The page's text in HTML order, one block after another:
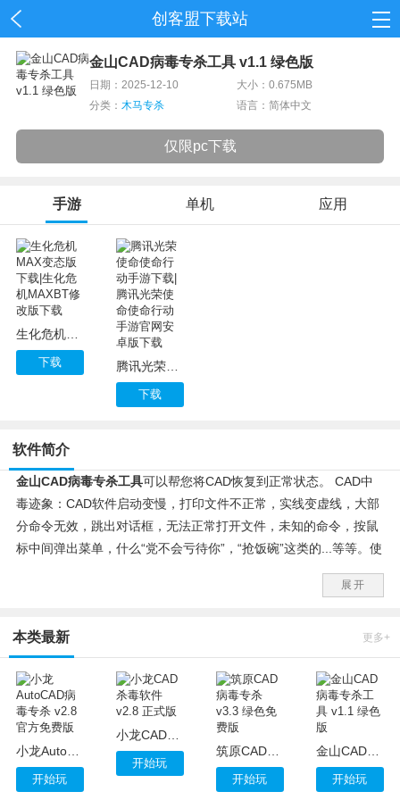
创客盟下载站
资讯
金山CAD病毒专杀工具 v1.1 绿色版
日期：2025-12-10
大小：0.675MB
分类： 木马专杀 语言：简体中文
仅限pc下载
手游 单机 应用
生化危机MAX变态版下载|生化危机MAXBT修改版下载
下载 腾讯光荣使命使命行动手游下载|腾讯光荣使命使命行动手游官网安卓版下载
下载
软件简介
金山CAD病毒专杀工具可以帮您将CAD恢复到正常状态。 CAD中
毒迹象：CAD软件启动变慢，打印文件不正常，实线变虚线，大部
分命令无效，跳出对话框，无法正常打开文件，未知的命令，按鼠
标中间弹出菜单，什么“党不会亏待你”，“抢饭碗”这类的...等等。使
展开
本类最新 更多+
小龙AutoCAD病毒专杀 v2.8 官方免费版
开始玩
小龙CAD杀毒软件 v2.8 正式版
开始玩
筑原CAD病毒专杀 v3.3 绿色免费版
开始玩
金山CAD病毒专杀工具 v1.1 绿色版
开始玩